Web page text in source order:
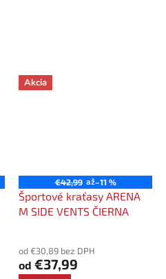
Akcia
€42,99 až–11 %
Športové kraťasy ARENA
M SIDE VENTS ČIERNA
od €30,89 bez DPH
od €37,99